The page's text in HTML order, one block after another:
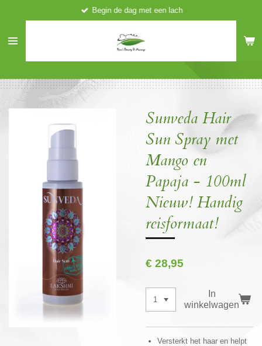
naar
hoofdinhoud
Begin de dag met een lach
Sunveda Hair
Sun Spray met
Mango en
Papaja - 100ml
Nieuw! Handig
reisformaat!
€ 28,95
In
winkelwagen
Versterkt het haar en helpt